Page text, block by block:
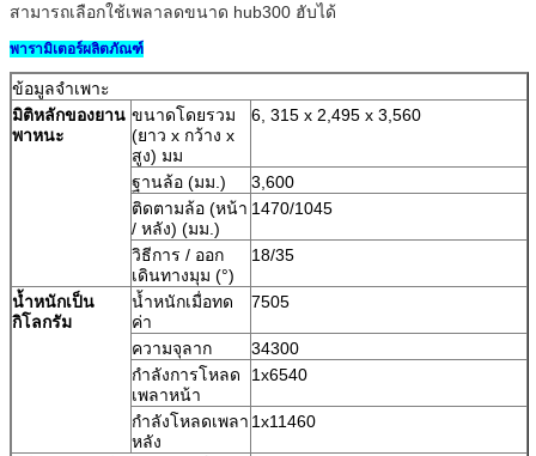
สามารถเลือกใช้เพลาลดขนาด hub300 ฮับได้
พารามิเตอร์ผลิตภัณฑ์
ข้อมูลจำเพาะ
มิติหลักของยาน
พาหนะ
ขนาดโดยรวม
(ยาว x กว้าง x
สูง) มม
6, 315 x 2,495 x 3,560
ฐานล้อ (มม.)
3,600
ติดตามล้อ (หน้า
/ หลัง) (มม.)
1470/1045
วิธีการ / ออก
เดินทางมุม (°)
18/35
น้ำหนักเป็น
กิโลกรัม
น้ำหนักเมื่อทด
ค่า
7505
ความจุลาก
34300
กำลังการโหลด
เพลาหน้า
1x6540
กำลังโหลดเพลา
หลัง
1x11460